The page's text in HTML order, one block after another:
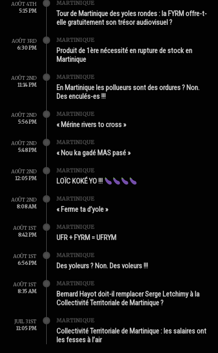
AOÛT 4TH
5:15 PM
MARTINIQUE
Tour de Martinique des yoles rondes : la FYRM offre-t-
elle gratuitement son trésor audiovisuel ?
AOÛT 3RD
6:30 PM
MARTINIQUE
Produit de 1ère nécessité en rupture de stock en
Martinique
AOÛT 2ND
11:14 PM
MARTINIQUE
En Martinique les pollueurs sont des ordures ? Non.
Des enculés-es !!!
AOÛT 2ND
5:56 PM
MARTINIQUE
« Mérine rivers to cross »
AOÛT 2ND
5:48 PM
MARTINIQUE
« Nou ka gadé MAS pasé »
AOÛT 2ND
12:05 PM
MARTINIQUE
LOÏC KOKÉ YO !!!
AOÛT 2ND
8:08 AM
MARTINIQUE
« Ferme ta d’yole »
AOÛT 1ST
8:42 PM
MARTINIQUE
UFR + FYRM = UFRYM
AOÛT 1ST
6:56 PM
MARTINIQUE
Des yoleurs ? Non. Des voleurs !!!
AOÛT 1ST
8:35 AM
MARTINIQUE
Bernard Hayot doit-il remplacer Serge Letchimy à la
Collectivité Territoriale de Martinique ?
JUIL 31ST
11:05 PM
MARTINIQUE
Collectivité Territoriale de Martinique : les salaires ont
les fesses à l’air